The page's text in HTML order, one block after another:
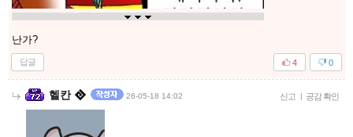
난가?
답글 0
4
헬칸 26-05-18 14:02 신고 | 공감 확인